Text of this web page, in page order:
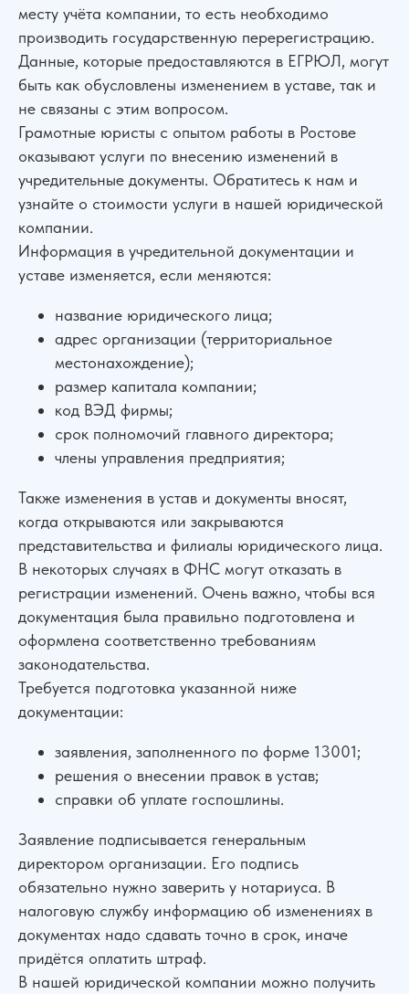
месту учёта компании, то есть необходимо
производить государственную перерегистрацию.
Данные, которые предоставляются в ЕГРЮЛ, могут
быть как обусловлены изменением в уставе, так и
не связаны с этим вопросом.
Грамотные юристы с опытом работы в Ростове
оказывают услуги по внесению изменений в
учредительные документы. Обратитесь к нам и
узнайте о стоимости услуги в нашей юридической
компании.
Информация в учредительной документации и
уставе изменяется, если меняются:
название юридического лица;
адрес организации (территориальное
местонахождение);
размер капитала компании;
код ВЭД фирмы;
срок полномочий главного директора;
члены управления предприятия;
Также изменения в устав и документы вносят,
когда открываются или закрываются
представительства и филиалы юридического лица.
В некоторых случаях в ФНС могут отказать в
регистрации изменений. Очень важно, чтобы вся
документация была правильно подготовлена и
оформлена соответственно требованиям
законодательства.
Требуется подготовка указанной ниже
документации:
заявления, заполненного по форме 13001;
решения о внесении правок в устав;
справки об уплате госпошлины.
Заявление подписывается генеральным
директором организации. Его подпись
обязательно нужно заверить у нотариуса. В
налоговую службу информацию об изменениях в
документах надо сдавать точно в срок, иначе
придётся оплатить штраф.
В нашей юридической компании можно получить